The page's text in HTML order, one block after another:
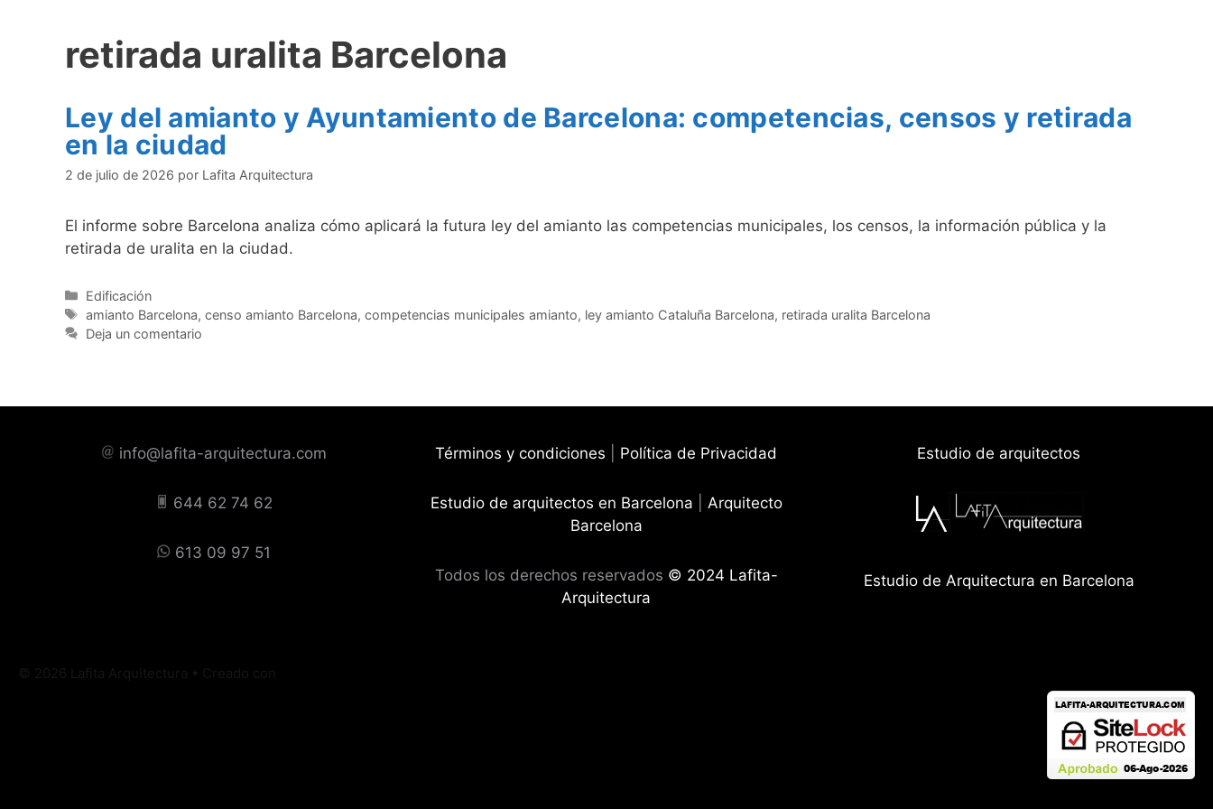
retirada uralita Barcelona
Ley del amianto y Ayuntamiento de Barcelona: competencias, censos y retirada
en la ciudad
2 de julio de 2026 por Lafita Arquitectura
El informe sobre Barcelona analiza cómo aplicará la futura ley del amianto las competencias municipales, los censos, la información pública y la
retirada de uralita en la ciudad.
Categorías
Edificación
Etiquetas
amianto Barcelona,censo amianto Barcelona,competencias municipales amianto, ley amianto Cataluña Barcelona, retirada uralita Barcelona
Deja un comentario
info@lafita-arquitectura.com
644 62 74 62
613 09 97 51
Términos y condiciones Política de Privacidad
Estudio de arquitectos en Barcelona
Arquitecto
Barcelona
Todos los derechos reservados © 2024 Lafita-
Arquitectura
Estudio de arquitectos
Estudio de Arquitectura en Barcelona